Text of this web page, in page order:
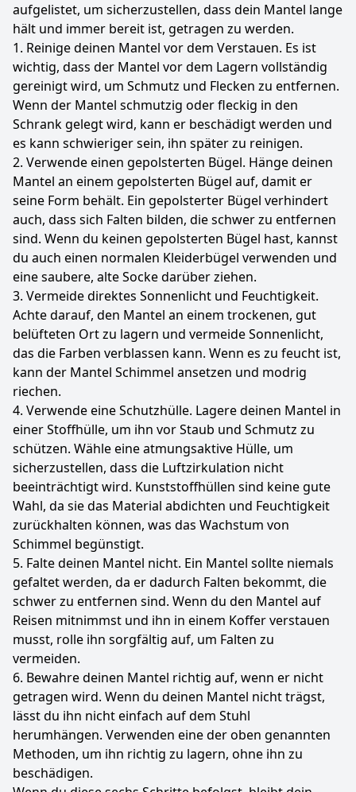
aufgelistet, um sicherzustellen, dass dein Mantel lange
hält und immer bereit ist, getragen zu werden.
1. Reinige deinen Mantel vor dem Verstauen. Es ist
wichtig, dass der Mantel vor dem Lagern vollständig
gereinigt wird, um Schmutz und Flecken zu entfernen.
Wenn der Mantel schmutzig oder fleckig in den
Schrank gelegt wird, kann er beschädigt werden und
es kann schwieriger sein, ihn später zu reinigen.
2. Verwende einen gepolsterten Bügel. Hänge deinen
Mantel an einem gepolsterten Bügel auf, damit er
seine Form behält. Ein gepolsterter Bügel verhindert
auch, dass sich Falten bilden, die schwer zu entfernen
sind. Wenn du keinen gepolsterten Bügel hast, kannst
du auch einen normalen Kleiderbügel verwenden und
eine saubere, alte Socke darüber ziehen.
3. Vermeide direktes Sonnenlicht und Feuchtigkeit.
Achte darauf, den Mantel an einem trockenen, gut
belüfteten Ort zu lagern und vermeide Sonnenlicht,
das die Farben verblassen kann. Wenn es zu feucht ist,
kann der Mantel Schimmel ansetzen und modrig
riechen.
4. Verwende eine Schutzhülle. Lagere deinen Mantel in
einer Stoffhülle, um ihn vor Staub und Schmutz zu
schützen. Wähle eine atmungsaktive Hülle, um
sicherzustellen, dass die Luftzirkulation nicht
beeinträchtigt wird. Kunststoffhüllen sind keine gute
Wahl, da sie das Material abdichten und Feuchtigkeit
zurückhalten können, was das Wachstum von
Schimmel begünstigt.
5. Falte deinen Mantel nicht. Ein Mantel sollte niemals
gefaltet werden, da er dadurch Falten bekommt, die
schwer zu entfernen sind. Wenn du den Mantel auf
Reisen mitnimmst und ihn in einem Koffer verstauen
musst, rolle ihn sorgfältig auf, um Falten zu
vermeiden.
6. Bewahre deinen Mantel richtig auf, wenn er nicht
getragen wird. Wenn du deinen Mantel nicht trägst,
lässt du ihn nicht einfach auf dem Stuhl
herumhängen. Verwenden eine der oben genannten
Methoden, um ihn richtig zu lagern, ohne ihn zu
beschädigen.